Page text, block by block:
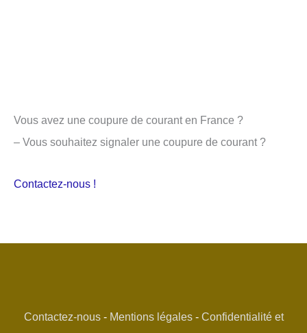
Vous avez une coupure de courant en France ?
– Vous souhaitez signaler une coupure de courant ?
Contactez-nous !
Contactez-nous- Mentions légales- Confidentialité et